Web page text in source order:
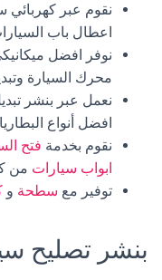
نقوم عبر كهربائي
اعطال باب
نوفر افضل
محرك السيارة
نعمل عبر بنشر
افضل أنواع
نقوم بخدمة فتح
ابواب سيارات من
توفير مع سطحة و
بنشر تصليح